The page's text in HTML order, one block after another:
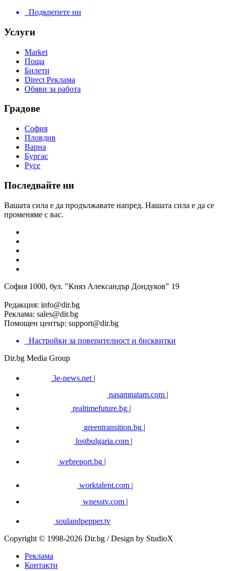
Подкрепете ни
Услуги
Market
Поща
Билети
Direct Реклама
Обяви за работа
Градове
София
Пловдив
Варна
Бургас
Русе
Последвайте ни
Вашата сила е да продължавате напред. Нашата сила е да се
променяме с вас.
София 1000, бул. "Княз Александър Дондуков" 19
Редакция: info@dir.bg
Реклама: sales@dir.bg
Помощен център: support@dir.bg
Настройки за поверителност и бисквитки
Dir.bg Media Group
3e-news.net |
nasamnatam.com |
realtimefuture.bg |
greentransition.bg |
lostbulgaria.com |
webreport.bg
worktalent.com |
wnesstv.com |
soulandpepper.tv
Copyright © 1998-2026 Dir.bg / Design by StudioX
Реклама
Контакти